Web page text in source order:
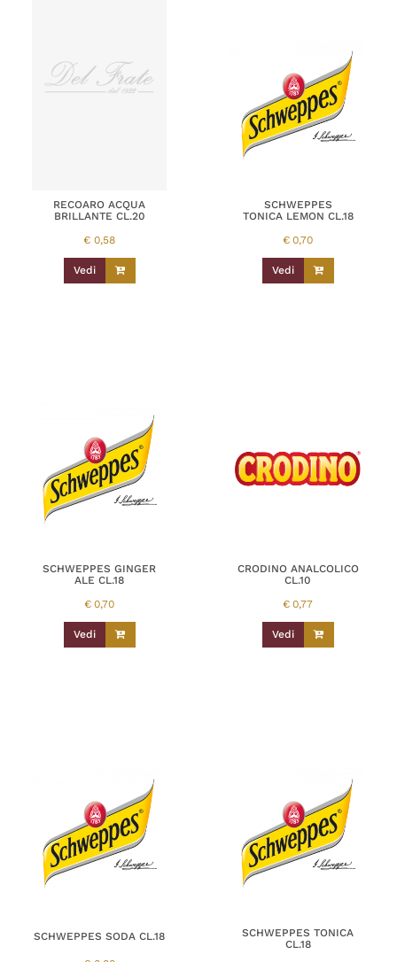
RECOARO ACQUA
BRILLANTE CL.20
€ 0,58
Vedi
SCHWEPPES
TONICA LEMON CL.18
€ 0,70
Vedi
SCHWEPPES GINGER
ALE CL.18
€ 0,70
Vedi
CRODINO ANALCOLICO
CL.10
€ 0,77
Vedi
SCHWEPPES SODA CL.18
SCHWEPPES TONICA
CL.18